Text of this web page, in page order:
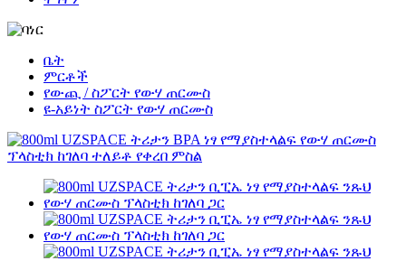
ቤት
ምርቶች
የውጪ / ስፖርት የውሃ ጠርሙስ
ዩ-አይነት ስፖርት የውሃ ጠርሙስ